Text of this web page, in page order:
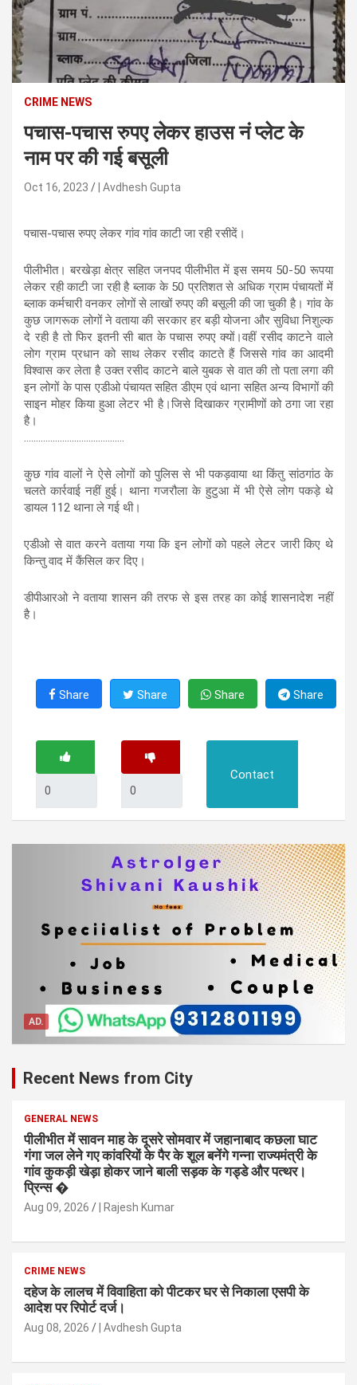
CRIME NEWS
पचास-पचास रुपए लेकर हाउस नं प्लेट के
नाम पर की गई बसूली
Oct 16, 2023 | Avdhesh Gupta
पचास-पचास रुपए लेकर गांव गांव काटी जा रही रसीदें।
पीलीभीत। बरखेड़ा क्षेत्र सहित जनपद पीलीभीत में इस समय 50-50 रूपया
लेकर रही काटी जा रही है ब्लाक के 50 प्रतिशत से अधिक ग्राम पंचायतों में
ब्लाक कर्मचारी वनकर लोगों से लाखों रुपए की बसूली की जा चुकी है। गांव के
कुछ जागरूक लोगों ने वताया की सरकार हर बड़ी योजना और सुविधा निशुल्क
दे रही है तो फिर इतनी सी बात के पचास रुपए क्यों।वहीं रसीद काटने वाले
लोग ग्राम प्रधान को साथ लेकर रसीद काटते हैं जिससे गांव का आदमी
विश्वास कर लेता है उक्त रसीद काटने बाले युबक से वात की तो पता लगा की
इन लोगों के पास एडीओ पंचायत सहित डीएम एवं थाना सहित अन्य विभागों की
साइन मोहर किया हुआ लेटर भी है।जिसे दिखाकर ग्रामीणों को ठगा जा रहा
है।
..........................................
कुछ गांव वालों ने ऐसे लोगों को पुलिस से भी पकड़वाया था किंतु सांठगांठ के
चलते कार्रवाई नहीं हुई। थाना गजरौला के हुटुआ में भी ऐसे लोग पकड़े थे
डायल 112 थाना ले गई थी।
एडीओ से वात करने वताया गया कि इन लोगों को पहले लेटर जारी किए थे
किन्तु वाद में कैंसिल कर दिए।
डीपीआरओ ने वताया शासन की तरफ से इस तरह का कोई शासनादेश नहीं
है।
Share Share Share Share
Contact
AD.
Recent News from City
GENERAL NEWS
पीलीभीत में सावन माह के दूसरे सोमवार में जहानाबाद कछला घाट
गंगा जल लेने गए कांवरियों के पैर के शूल बनेंगे गन्ना राज्यमंत्री के
गांव कुकड़ी खेड़ा होकर जाने बाली सड़क के गड्डे और पत्थर।
प्रिन्स �
Aug 09, 2026 | Rajesh Kumar
CRIME NEWS
दहेज के लालच में विवाहिता को पीटकर घर से निकाला एसपी के
आदेश पर रिपोर्ट दर्ज।
Aug 08, 2026 | Avdhesh Gupta